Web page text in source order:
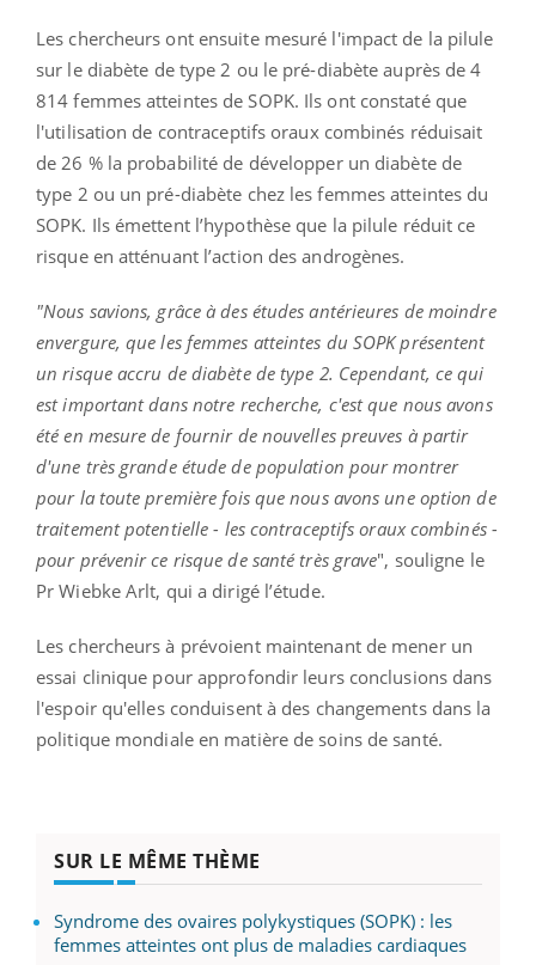
Les chercheurs ont ensuite mesuré l'impact de la pilule
sur le diabète de type 2 ou le pré-diabète auprès de 4
814 femmes atteintes de SOPK. Ils ont constaté que
l'utilisation de contraceptifs oraux combinés réduisait
de 26 % la probabilité de développer un diabète de
type 2 ou un pré-diabète chez les femmes atteintes du
SOPK. Ils émettent l’hypothèse que la pilule réduit ce
risque en atténuant l’action des androgènes.
"Nous savions, grâce à des études antérieures de moindre
envergure, que les femmes atteintes du SOPK présentent
un risque accru de diabète de type 2. Cependant, ce qui
est important dans notre recherche, c'est que nous avons
été en mesure de fournir de nouvelles preuves à partir
d'une très grande étude de population pour montrer
pour la toute première fois que nous avons une option de
traitement potentielle - les contraceptifs oraux combinés -
pour prévenir ce risque de santé très grave", souligne le
Pr Wiebke Arlt, qui a dirigé l’étude.
Les chercheurs à prévoient maintenant de mener un
essai clinique pour approfondir leurs conclusions dans
l'espoir qu'elles conduisent à des changements dans la
politique mondiale en matière de soins de santé.
SUR LE MÊME THÈME
Syndrome des ovaires polykystiques (SOPK) : les
femmes atteintes ont plus de maladies cardiaques